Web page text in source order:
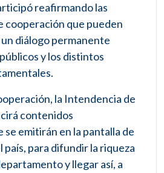
reafirmando las
cooperación que pueden
diálogo permanente
y los distintos
la Intendencia de
contenidos
se emitirán en la pantalla de
país, para difundir la riqueza
y llegar así, a